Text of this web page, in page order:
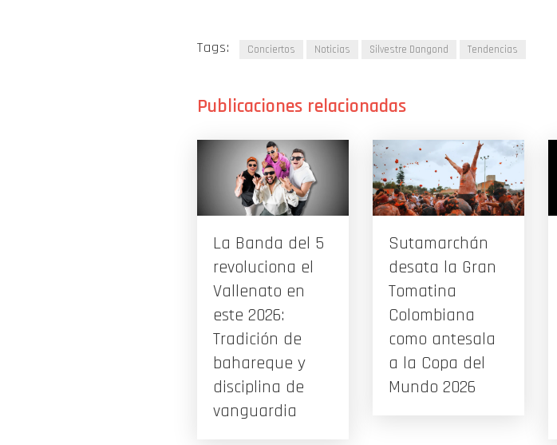
Tags: Conciertos Noticias Silvestre Dangond Tendencias
La Banda del 5
revoluciona el
Vallenato en
este 2026:
Tradición de
bahareque y
disciplina de
vanguardia
Sutamarchán
desata la Gran
Tomatina
Colombiana
como antesala
a la Copa del
Mundo 2026